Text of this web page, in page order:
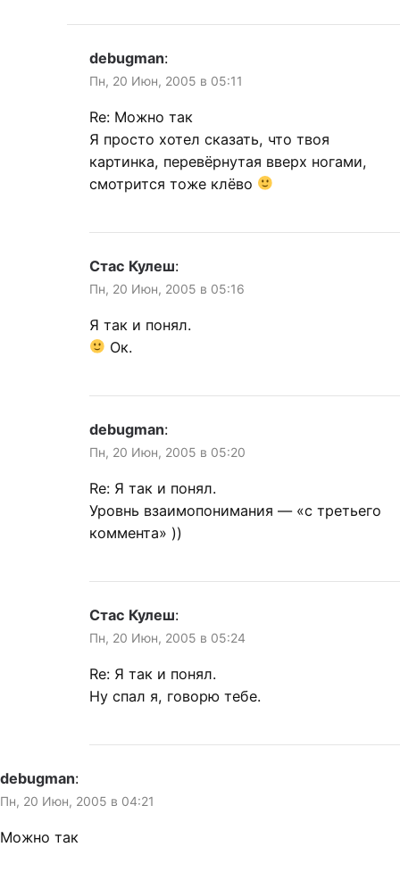
debugman:
Пн, 20 Июн, 2005 в 05:11
Re: Можно так
Я просто хотел сказать, что твоя
картинка, перевёрнутая вверх ногами,
смотрится тоже клёво
Стас Кулеш:
Пн, 20 Июн, 2005 в 05:16
Я так и понял.
Ок.
debugman:
Пн, 20 Июн, 2005 в 05:20
Re: Я так и понял.
Уровнь взаимопонимания — «с третьего
коммента» ))
Стас Кулеш:
Пн, 20 Июн, 2005 в 05:24
Re: Я так и понял.
Ну спал я, говорю тебе.
debugman:
Пн, 20 Июн, 2005 в 04:21
Можно так